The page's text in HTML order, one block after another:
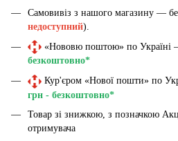
Самовивіз з нашого магазину —
недоступний).
«Нововю поштою» по Україні
безкоштовно*
Кур'єром «Нової пошти» по
грн - безкоштовно*
Товар зі знижкою, з позначкою
отримувача